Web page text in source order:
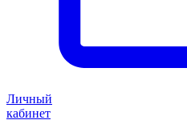
Личный
кабинет